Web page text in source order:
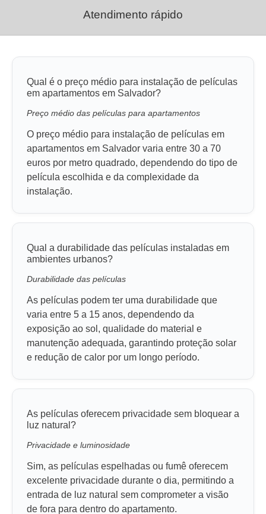
Atendimento rápido
Qual é o preço médio para instalação de películas
em apartamentos em Salvador?
Preço médio das películas para apartamentos
O preço médio para instalação de películas em
apartamentos em Salvador varia entre 30 a 70
euros por metro quadrado, dependendo do tipo de
película escolhida e da complexidade da
instalação.
Qual a durabilidade das películas instaladas em
ambientes urbanos?
Durabilidade das películas
As películas podem ter uma durabilidade que
varia entre 5 a 15 anos, dependendo da
exposição ao sol, qualidade do material e
manutenção adequada, garantindo proteção solar
e redução de calor por um longo período.
As películas oferecem privacidade sem bloquear a
luz natural?
Privacidade e luminosidade
Sim, as películas espelhadas ou fumê oferecem
excelente privacidade durante o dia, permitindo a
entrada de luz natural sem comprometer a visão
de fora para dentro do apartamento.